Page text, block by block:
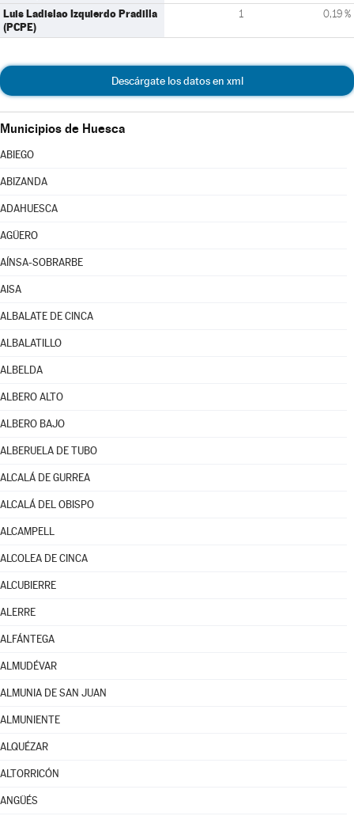
Luis Ladislao Izquierdo Pradilla
(PCPE)
1 0,19 %
Descárgate los datos en xml
Municipios de Huesca
ABIEGO
ABIZANDA
ADAHUESCA
AGÜERO
AÍNSA-SOBRARBE
AISA
ALBALATE DE CINCA
ALBALATILLO
ALBELDA
ALBERO ALTO
ALBERO BAJO
ALBERUELA DE TUBO
ALCALÁ DE GURREA
ALCALÁ DEL OBISPO
ALCAMPELL
ALCOLEA DE CINCA
ALCUBIERRE
ALERRE
ALFÁNTEGA
ALMUDÉVAR
ALMUNIA DE SAN JUAN
ALMUNIENTE
ALQUÉZAR
ALTORRICÓN
ANGÜÉS